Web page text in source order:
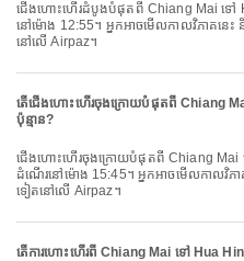
ជើងហោះហើរដំបូងបំផុតពី Chiang Mai ទៅ Hua Hin ជាមួយ Thai AirAsia ចេញដំណើរ
នៅម៉ោង 12:55។ អ្នកអាចមើលកាលវិភាគនេ
នៅលើ Airpaz។
តើជើងហោះហើរចុងក្រោយបំផុតពី Chiang
ប៉ុន្មាន?
ជើងហោះហើរចុងក្រោយបំផុតពី Chiang Mai ទៅ Hua Hin ជាមួយ Thai AirAsia ចេញ
ដំណើរនៅម៉ោង 15:45។ អ្នកអាចមើលកាលវិភ
ទៀតនៅលើ Airpaz។
តើការហោះហើរពី Chiang Mai ទៅ Hua